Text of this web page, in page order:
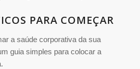
PARA COMEÇAR
a saúde corporativa da sua
guia simples para colocar a